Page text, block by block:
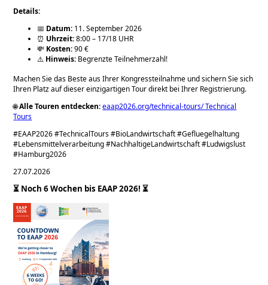
Details:
📅 Datum: 11. September 2026
⏰ Uhrzeit:8:00 – 17/18 UHR
💸 Kosten:90 €
⚠️ Hinweis: Begrenzte Teilnehmerzahl!
Machen Sie das Beste aus Ihrer Kongressteilnahme und sichern Sie sich
Ihren Platz auf dieser einzigartigen Tour direkt bei Ihrer Registrierung.
🌐Alle Touren entdecken:eaap2026.org/technical-tours/ Technical
Tours
#EAAP2026 #TechnicalTours #BioLandwirtschaft #Gefluegelhaltung
#Lebensmittelverarbeitung #NachhaltigeLandwirtschaft #Ludwigslust
#Hamburg2026
27.07.2026
⏳ Noch 6 Wochen bis EAAP 2026! ⏳